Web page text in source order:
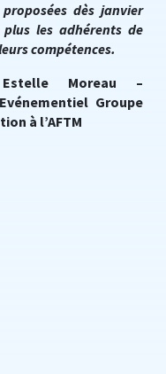
dès janvier
les adhérents de
compétences.
Moreau –
Groupe
à l’AFTM